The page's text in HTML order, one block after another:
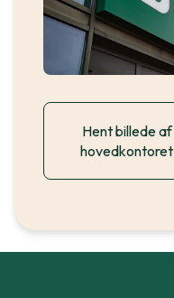
Hent billede af
hovedkontoret